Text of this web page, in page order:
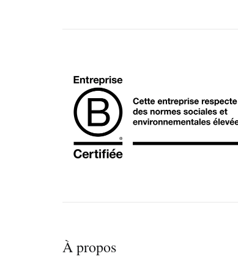
À propos